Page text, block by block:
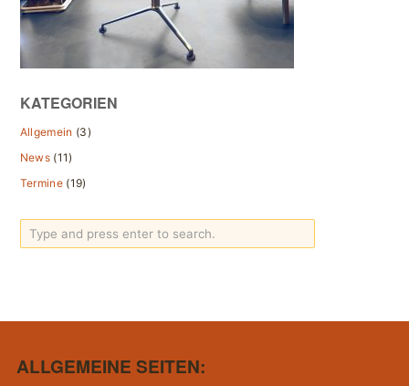
KATEGORIEN
Allgemein (3)
News (11)
Termine (19)
ALLGEMEINE SEITEN: